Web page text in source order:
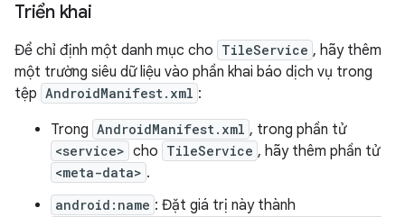
Triển khai
Để chỉ định một danh mục cho TileService , hãy thêm
một trường siêu dữ liệu vào phần khai báo dịch vụ trong
tệp AndroidManifest.xml :
Trong AndroidManifest.xml , trong phần tử
<service> cho TileService , hãy thêm phần tử
<meta-data> .
android:name : Đặt giá trị này thành